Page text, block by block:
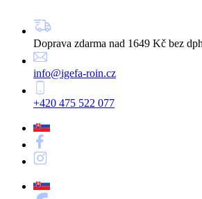
Doprava zdarma nad 1649 Kč bez dph
info@igefa-roin.cz
+420 475 522 077